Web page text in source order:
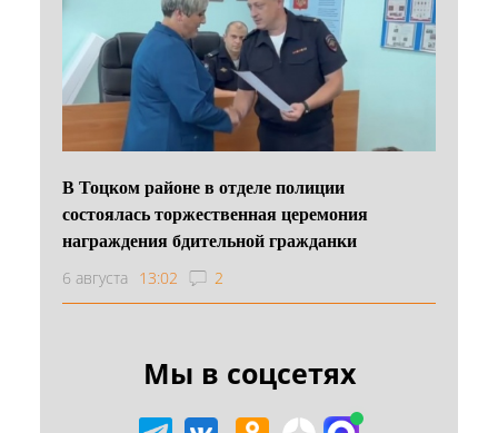
В Тоцком районе в отделе полиции
состоялась торжественная церемония
награждения бдительной гражданки
6 августа 13:02 2
Мы в соцсетях